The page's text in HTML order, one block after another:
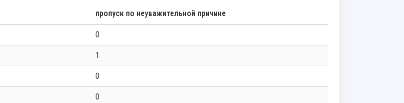
пропуск по неуважительной причине
0
1
0
0